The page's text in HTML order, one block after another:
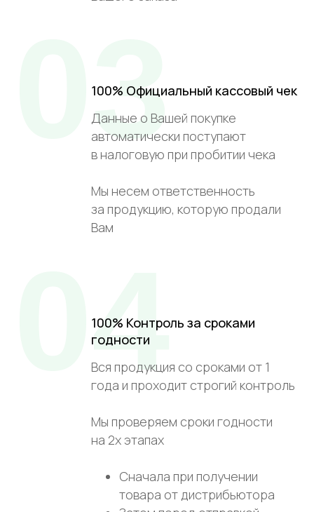
100% Официальный кассовый чек
Данные о Вашей покупке
автоматически поступают
в налоговую при пробитии чека
Мы несем ответственность
за продукцию, которую продали
Вам
03
100% Контроль за сроками
годности
Вся продукция со сроками от 1
года и проходит строгий контроль
Мы проверяем сроки годности
на 2х этапах
Сначала при получении
товара от дистрибьютора
04